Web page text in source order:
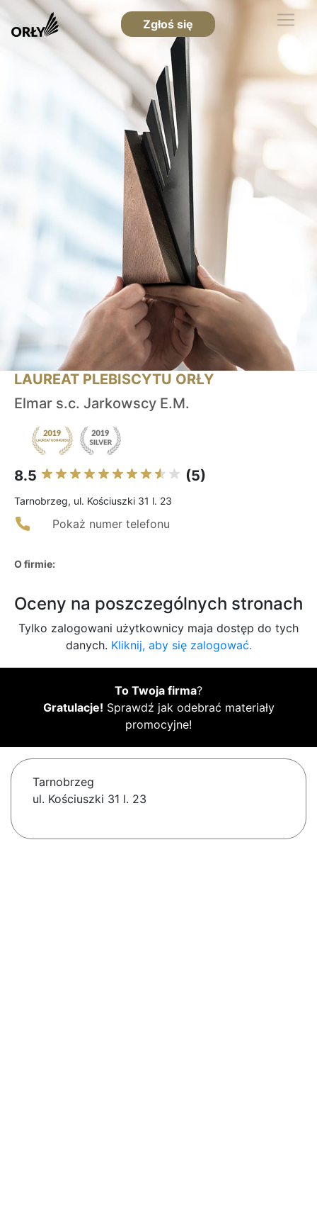
Zgłoś się
LAUREAT PLEBISCYTU ORŁY
Elmar s.c. Jarkowscy E.M.
8.5 (5)
Tarnobrzeg, ul. Kościuszki 31 l. 23
Pokaż numer telefonu
O firmie:
Oceny na poszczególnych stronach
Tylko zalogowani użytkownicy maja dostęp do tych
danych. Kliknij, aby się zalogować.
To Twoja firma?
Gratulacje! Sprawdź jak odebrać materiały
promocyjne!
Tarnobrzeg
ul. Kościuszki 31 l. 23